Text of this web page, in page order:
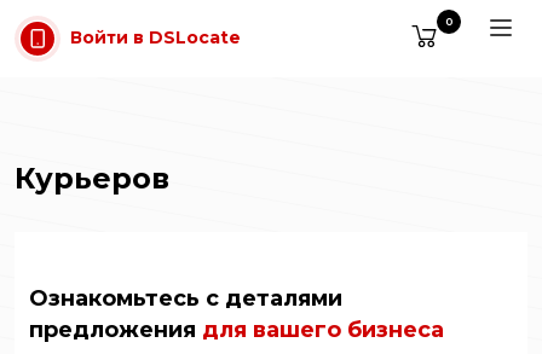
Перейти к содержимому
Войти в DSLocate
0
Курьеров
Ознакомьтесь с деталями
предложения для вашего бизнеса